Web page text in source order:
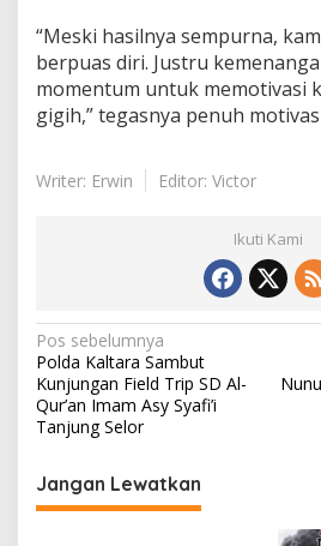
“Meski hasilnya sempurna,
berpuas diri. Justru
momentum untuk memotivasi
gigih,” tegasnya penuh
Writer: Erwin Editor: Victor
Ikuti Kami
N
a
v
i
g
a
Pos sebelumnya
Polda Kaltara Sambut
Kunjungan Field Trip SD Al-
Qur’an Imam Asy Syafi’i
Tanjung Selor
Jangan Lewatkan